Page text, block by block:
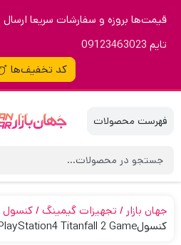
قیمت‌ها بروزه و سفارشات سریعا
تایم 09123463023
کد تخفیف‌ها
جهان بازار تجهیزات گیمینگ کنسول
کنسولSONY PlayStation4 Titanfall 2 Game